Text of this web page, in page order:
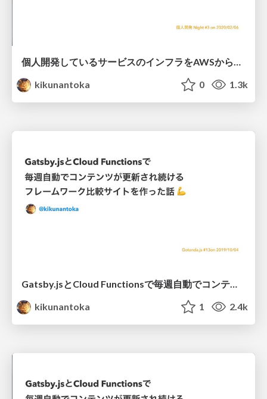
個人開発しているサービスのインフラをAWSからGCPに載せ替えた話 💪 / kojin_kaihatsu_night_3
kikunantoka
0 1.3k
kikunantoka
1 2.4k